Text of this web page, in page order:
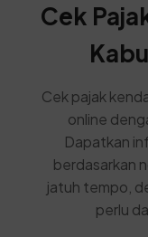
Cek
Cek pajak
online
Dapatkan
berdasarkan
jatuh tempo,
perlu